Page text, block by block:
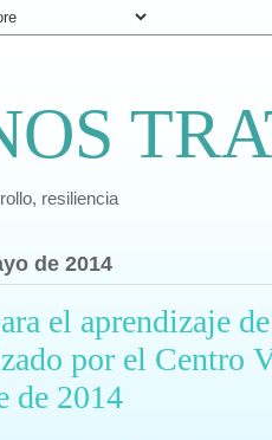
resiliencia
de 2014
el aprendizaje
por el Centro
de 2014